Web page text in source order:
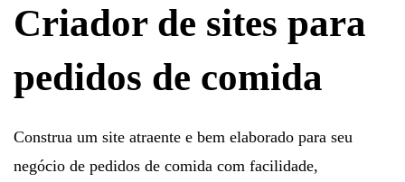
Criador de sites para
pedidos de comida
Construa um site atraente e bem elaborado para seu
negócio de pedidos de comida com facilidade,